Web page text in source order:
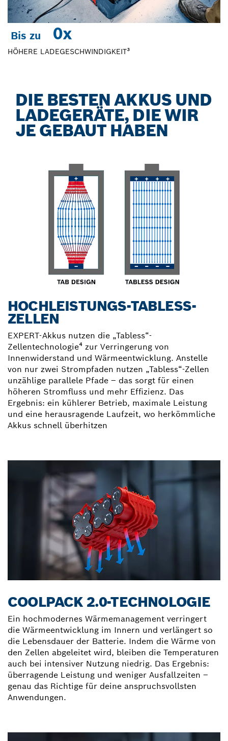
Bis zu 0x
HÖHERE LADEGESCHWINDIGKEIT³
DIE BESTEN AKKUS UND
LADEGERÄTE, DIE WIR
JE GEBAUT HABEN
HOCHLEISTUNGS-TABLESS-
ZELLEN
EXPERT-Akkus nutzen die „Tabless“-
Zellentechnologie⁴ zur Verringerung von
Innenwiderstand und Wärmeentwicklung. Anstelle
von nur zwei Strompfaden nutzen „Tabless“-Zellen
unzählige parallele Pfade – das sorgt für einen
höheren Stromfluss und mehr Effizienz. Das
Ergebnis: ein kühlerer Betrieb, maximale Leistung
und eine herausragende Laufzeit, wo herkömmliche
Akkus schnell überhitzen
COOLPACK 2.0-TECHNOLOGIE
Ein hochmodernes Wärmemanagement verringert
die Wärmeentwicklung im Innern und verlängert so
die Lebensdauer der Batterie. Indem die Wärme von
den Zellen abgeleitet wird, bleiben die Temperaturen
auch bei intensiver Nutzung niedrig. Das Ergebnis:
überragende Leistung und weniger Ausfallzeiten –
genau das Richtige für deine anspruchsvollsten
Anwendungen.